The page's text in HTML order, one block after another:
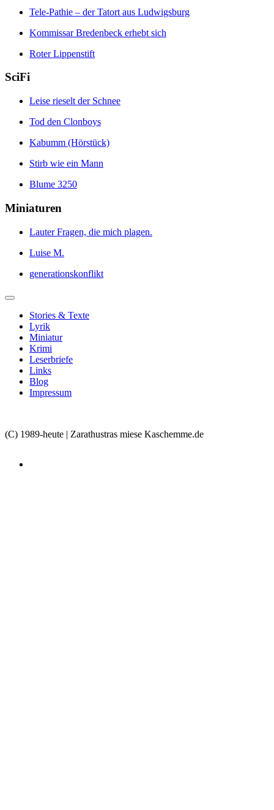
Tele-Pathie – der Tatort aus Ludwigsburg
Kommissar Bredenbeck erhebt sich
Roter Lippenstift
SciFi
Leise rieselt der Schnee
Tod den Clonboys
Kabumm (Hörstück)
Stirb wie ein Mann
Blume 3250
Miniaturen
Lauter Fragen, die mich plagen.
Luise M.
generationskonflikt
Stories & Texte
Lyrik
Miniatur
Krimi
Leserbriefe
Links
Blog
Impressum
(C) 1989-heute | Zarathustras miese Kaschemme.de